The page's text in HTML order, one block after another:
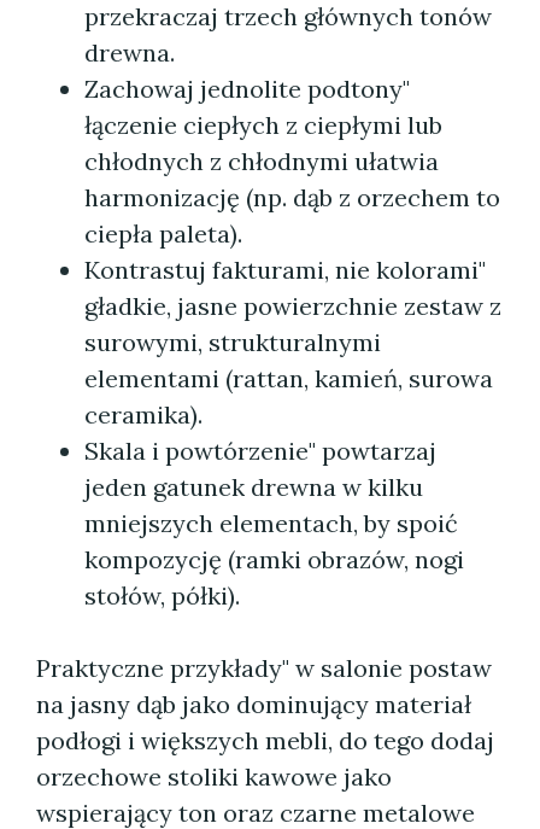
przekraczaj trzech głównych tonów
drewna.
Zachowaj jednolite podtony"
łączenie ciepłych z ciepłymi lub
chłodnych z chłodnymi ułatwia
harmonizację (np. dąb z orzechem to
ciepła paleta).
Kontrastuj fakturami, nie kolorami"
gładkie, jasne powierzchnie zestaw z
surowymi, strukturalnymi
elementami (rattan, kamień, surowa
ceramika).
Skala i powtórzenie" powtarzaj
jeden gatunek drewna w kilku
mniejszych elementach, by spoić
kompozycję (ramki obrazów, nogi
stołów, półki).
Praktyczne przykłady" w salonie postaw
na jasny dąb jako dominujący materiał
podłogi i większych mebli, do tego dodaj
orzechowe stoliki kawowe jako
wspierający ton oraz czarne metalowe